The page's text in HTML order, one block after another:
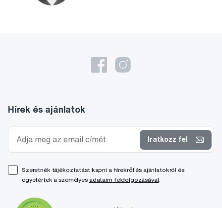
Hírek és ajánlatok
Iratkozz fel
Szeretnék tájékoztatást kapni a hírekről és ajánlatokról és
egyetértek a személyes adataim feldolgozásával